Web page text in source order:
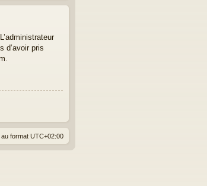
d’avoir pris
format UTC+02:00